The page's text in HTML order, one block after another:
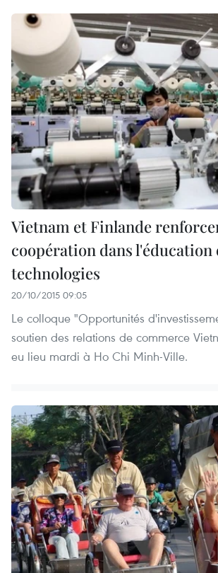
Vietnam et Finlande
coopération dans l'éducation
technologies
20/10/2015 09:05
Le colloque "Opportunités
soutien des relations de commerce
eu lieu mardi à Ho Chi Minh-Ville.